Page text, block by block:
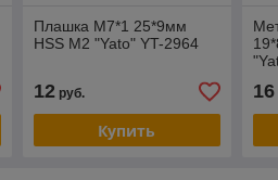
Плашка М7*1 25*9мм
HSS M2 "Yato" YT-2964
12руб.
Купить
16